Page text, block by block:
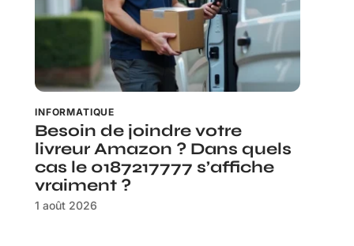
INFORMATIQUE
Besoin de joindre votre
livreur Amazon ? Dans quels
cas le 0187217777 s’affiche
vraiment ?
1 août 2026